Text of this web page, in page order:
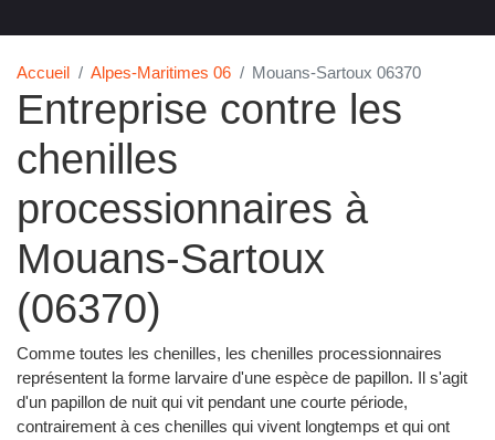
Accueil Alpes-Maritimes 06 Mouans-Sartoux 06370
Entreprise contre les
chenilles
processionnaires à
Mouans-Sartoux
(06370)
Comme toutes les chenilles, les chenilles processionnaires
représentent la forme larvaire d'une espèce de papillon. Il s'agit
d'un papillon de nuit qui vit pendant une courte période,
contrairement à ces chenilles qui vivent longtemps et qui ont